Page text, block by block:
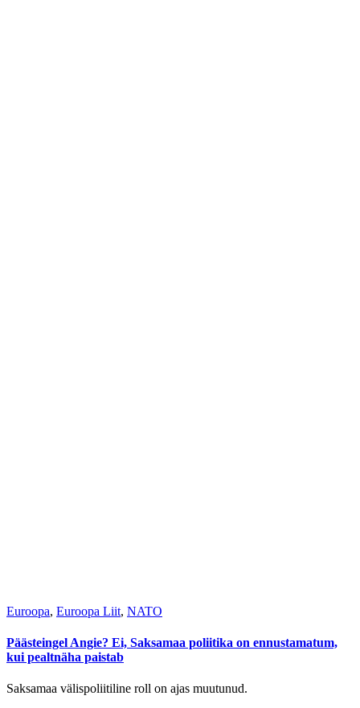
Euroopa, Euroopa Liit, NATO
Päästeingel Angie? Ei, Saksamaa poliitika on ennustamatum,
kui pealtnäha paistab
Saksamaa välispoliitiline roll on ajas muutunud.